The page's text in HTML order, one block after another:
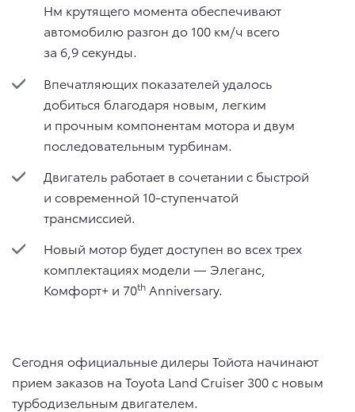
Нм крутящего момента обеспечивают
автомобилю разгон до 100 км/ч всего
за 6,9 секунды.
Впечатляющих показателей удалось
добиться благодаря новым, легким
и прочным компонентам мотора и двум
последовательным турбинам.
Двигатель работает в сочетании с быстрой
и современной 10-ступенчатой
трансмиссией.
Новый мотор будет доступен во всех трех
комплектациях модели — Элеганс,
Комфорт+ и 70th Anniversary.
Сегодня официальные дилеры Тойота начинают
прием заказов на Toyota Land Cruiser 300 с новым
турбодизельным двигателем.